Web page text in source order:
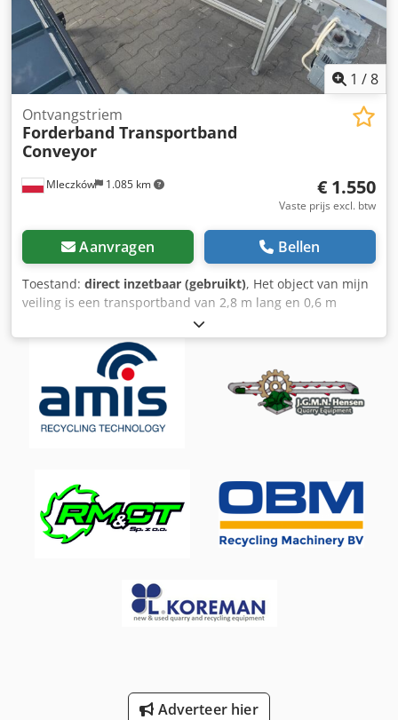
1 /8
Mleczków 1.085 km
Ontvangstriem
Forderband Transportband
Conveyor
€ 1.550
Vaste prijs excl. btw
Aanvragen Bellen
Toestand: direct inzetbaar (gebruikt), Het object van mijn
veiling is een transportband van 2,8 m lang en 0,6 m
breed. Dsdpfeu A Hppjx Ahhjck Mogelijkheid tot transport.
Mogelijkheid tot transport.
Adverteer hier